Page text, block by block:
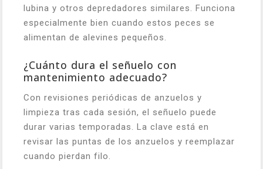
lubina y otros depredadores similares. Funciona
especialmente bien cuando estos peces se
alimentan de alevines pequeños.
¿Cuánto dura el señuelo con
mantenimiento adecuado?
Con revisiones periódicas de anzuelos y
limpieza tras cada sesión, el señuelo puede
durar varias temporadas. La clave está en
revisar las puntas de los anzuelos y reemplazar
cuando pierdan filo.